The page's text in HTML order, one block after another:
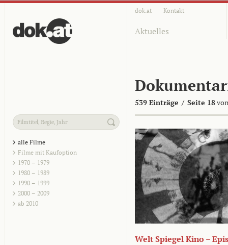
dok.at Kontakt
Aktuelles
539 Einträge / Seite 18
alle Filme
Filme mit Kaufoption
1970 – 1979
1980 – 1989
1990 – 1999
2000 – 2009
ab 2010
Welt Spiegel Kino –